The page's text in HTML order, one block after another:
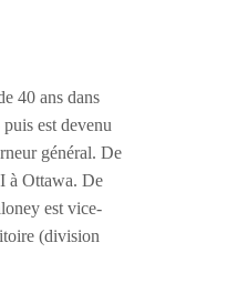
40 ans dans
est devenu
général. De
à Ottawa. De
est vice-
(division